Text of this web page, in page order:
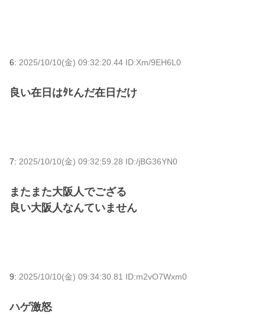
6: 2025/10/10(金) 09:32:20.44 ID:Xm/9EH6L0
良い在日はﾀﾋんだ在日だけ
7: 2025/10/10(金) 09:32:59.28 ID:/jBG36YN0
またまた大阪人でござる
良い大阪人なんていません
9: 2025/10/10(金) 09:34:30.81 ID:m2vO7Wxm0
ハゲ激怒